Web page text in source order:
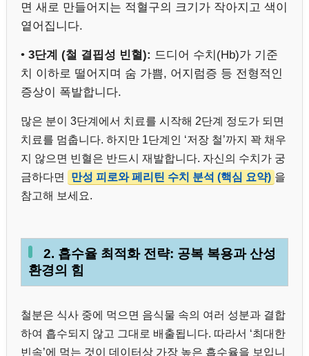
면 새로 만들어지는 적혈구의 크기가 작아지고 색이
옅어집니다.
• 3단계 (철 결핍성 빈혈): 드디어 수치(Hb)가 기준
치 이하로 떨어지며 숨 가쁨, 어지럼증 등 전형적인
증상이 폭발합니다.
많은 분이 3단계에서 치료를 시작해 2단계 정도가 되면
치료를 멈춥니다. 하지만 1단계인 ‘저장 철’까지 꽉 채우
지 않으면 빈혈은 반드시 재발합니다. 자신의 수치가 궁
금하다면
만성 피로와 페리틴 수치 분석 (핵심 요약) 을
참고해 보세요.
2. 흡수율 최적화 전략: 공복 복용과 산성
환경의 힘
철분은 식사 중에 먹으면 음식물 속의 여러 성분과 결합
하여 흡수되지 않고 그대로 배출됩니다. 따라서 ‘최대한
빈속’에 먹는 것이 데이터상 가장 높은 흡수율을 보입니